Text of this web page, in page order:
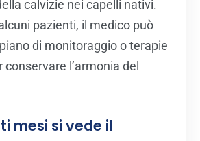
calvizie nei capelli nativi.
pazienti, il medico può
di monitoraggio o terapie
l’armonia del
mesi si vede il